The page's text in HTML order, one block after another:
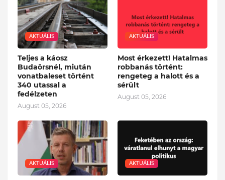
AKTUÁLIS
Teljes a káosz
Budaörsnél, miután
vonatbaleset történt
340 utassal a
fedélzeten
August 05, 2026
AKTUÁLIS
Most érkezett! Hatalmas
robbanás történt:
rengeteg a halott és a
sérült
August 05, 2026
AKTUÁLIS AKTUÁLIS